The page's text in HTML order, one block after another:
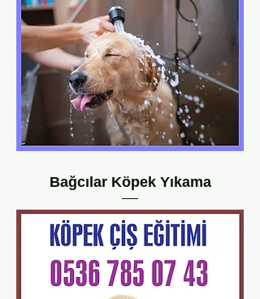
Bağcılar Köpek Yıkama